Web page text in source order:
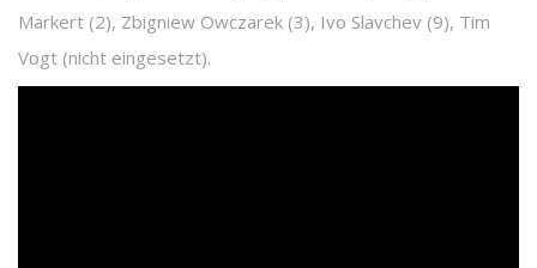
Markert (2), Zbigniew Owczarek (3), Ivo Slavchev (9), Tim
Vogt (nicht eingesetzt).